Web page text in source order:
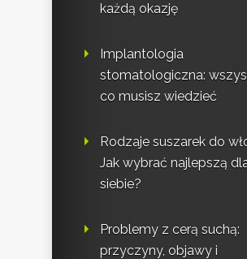
każdą okazję
Implantologia
stomatologiczna:
co musisz wiedzieć
Rodzaje suszarek do
Jak wybrać najlepszą
siebie?
Problemy z cerą suchą:
przyczyny, objawy i